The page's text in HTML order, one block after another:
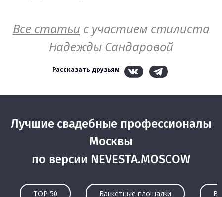
Все статьи с участием стилиста
Надежды Сандаровой
Рассказать друзьям
Лучшие свадебные профессионалы
Москвы
по версии NEVESTA.MOSCOW
TOP 50 Банкетные площадки